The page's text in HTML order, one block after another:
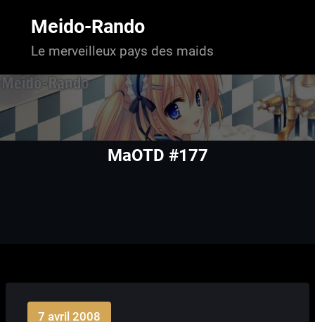
Meido-Rando
Le merveilleux pays des maids
MaOTD #177
7 avril 2008